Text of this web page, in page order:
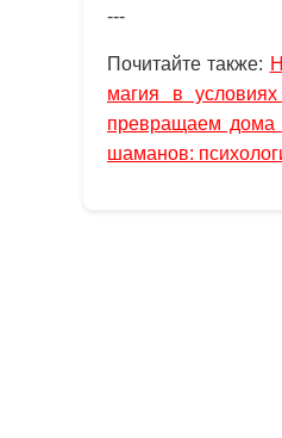
---
Почитайте также:
магия в
превращаем дома
шаманов: